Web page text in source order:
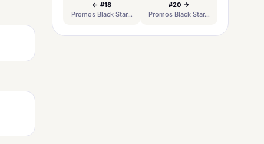
← #18
Promos Black Star…
#20 →
Promos Black Star…